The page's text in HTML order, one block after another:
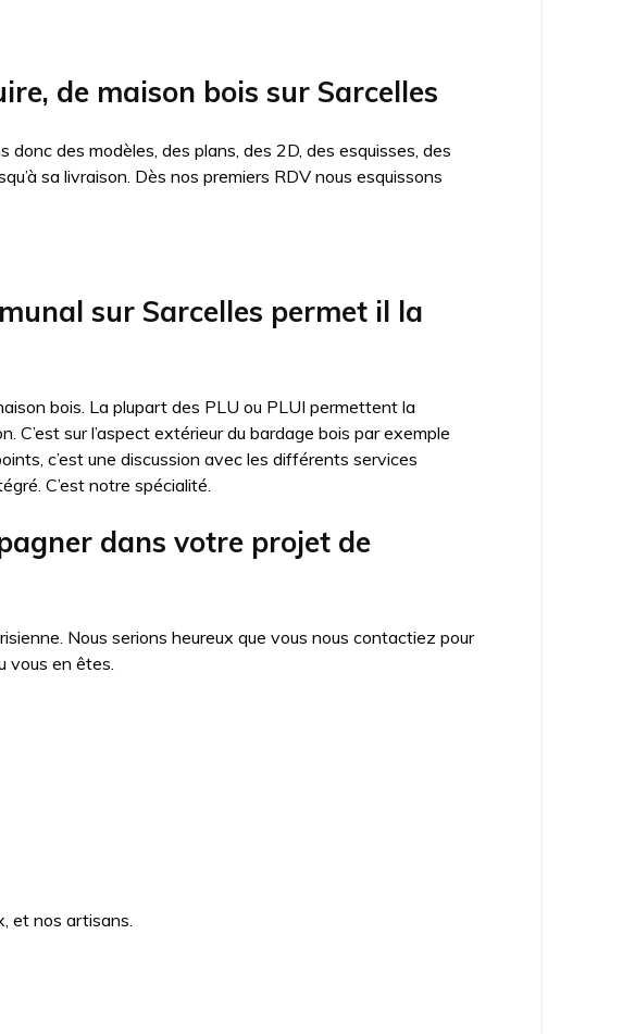
de maison bois sur Sarcelles
donc des modèles, des plans, des 2D, des esquisses, des
sa livraison. Dès nos premiers RDV nous esquissons
sur Sarcelles permet il la
bois. La plupart des PLU ou PLUI permettent la
sur l’aspect extérieur du bardage bois par exemple
c’est une discussion avec les différents services
C’est notre spécialité.
dans votre projet de
Nous serions heureux que vous nous contactiez pour
vous en êtes.
et nos artisans.